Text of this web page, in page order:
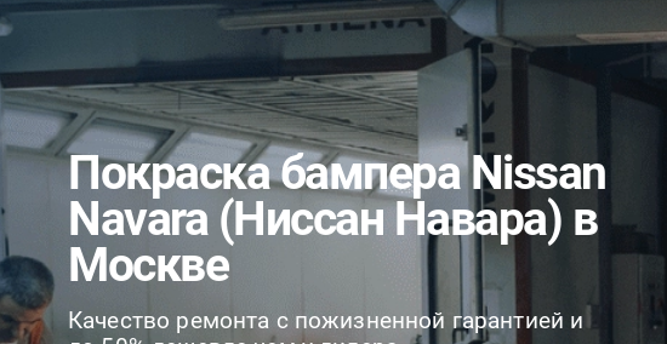
Покраска бампера Nissan
Navara (Ниссан Навара) в
Москве
Качество ремонта с пожизненной гарантией и